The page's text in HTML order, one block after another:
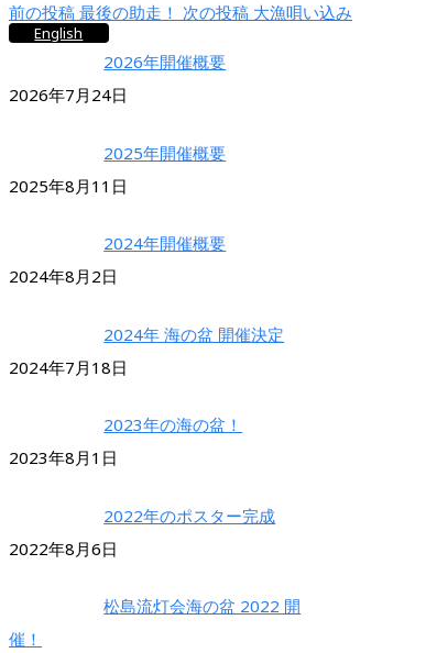
English
前の投稿 最後の助走！ 次の投稿 大漁唄い込み
2026年開催概要
2026年7月24日
2025年開催概要
2025年8月11日
2024年開催概要
2024年8月2日
2024年 海の盆 開催決定
2024年7月18日
2023年の海の盆！
2023年8月1日
2022年のポスター完成
2022年8月6日
松島流灯会海の盆 2022 開
催！